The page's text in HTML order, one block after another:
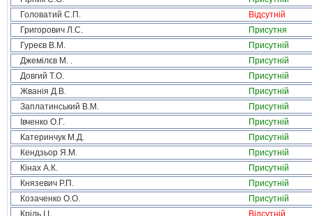
Головатий С.П.
Відсутній
Григорович Л.С.
Присутня
Гуреєв В.М.
Присутній
Джемілєв М. .
Присутній
Довгий Т.О.
Присутній
Жванія Д.В.
Присутній
Заплатинський В.М.
Присутній
Івченко О.Г.
Присутній
Катеринчук М.Д.
Присутній
Кендзьор Я.М.
Присутній
Кінах А.К.
Присутній
Князевич Р.П.
Присутній
Козаченко О.О.
Присутній
Кріль І.І.
Відсутній